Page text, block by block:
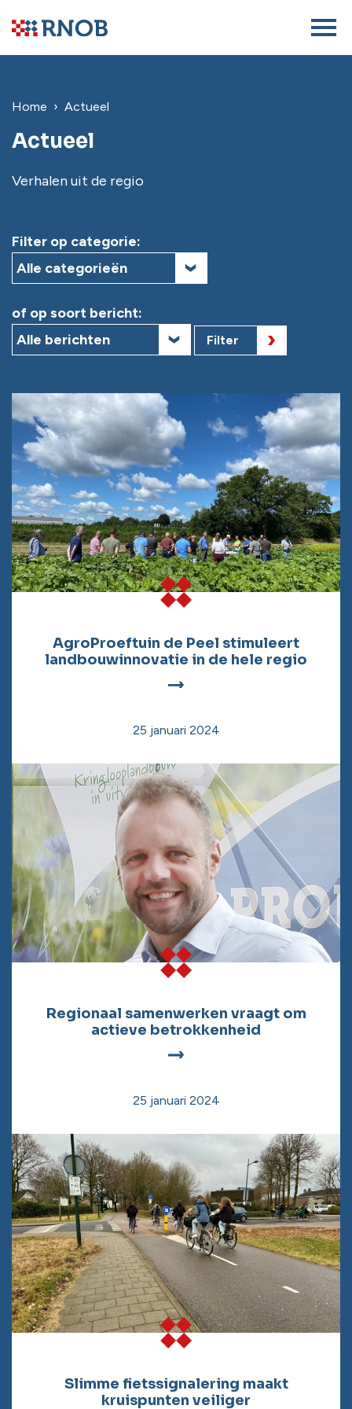
Home Actueel
Actueel
Verhalen uit de regio
Filter op categorie:
of op soort bericht:
Filter
AgroProeftuin de Peel stimuleert
landbouwinnovatie in de hele regio
25 januari 2024
Regionaal samenwerken vraagt om
actieve betrokkenheid
25 januari 2024
Slimme fietssignalering maakt
kruispunten veiliger